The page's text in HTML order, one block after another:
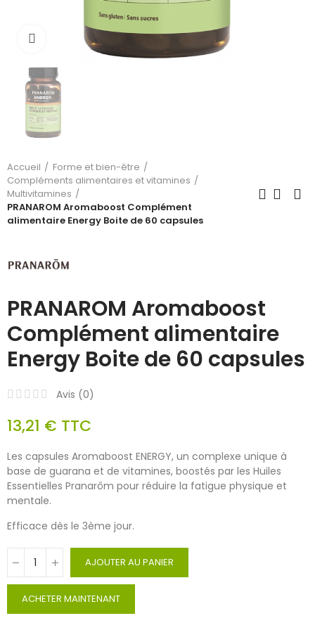
Cliquez pour agrandir
Accueil
Forme et bien-être
Compléments alimentaires et vitamines
Multivitamines
PRANAROM Aromaboost Complément
alimentaire Energy Boite de 60 capsules
PRANAROM Aromaboost
Complément alimentaire
Energy Boite de 60 capsules
Avis (0)
13,21 € TTC
Les capsules Aromaboost ENERGY, un complexe unique à
base de guarana et de vitamines, boostés par les Huiles
Essentielles Pranarôm pour réduire la fatigue physique et
mentale.
Efficace dès le 3ème jour.
AJOUTER AU PANIER
ACHETER MAINTENANT